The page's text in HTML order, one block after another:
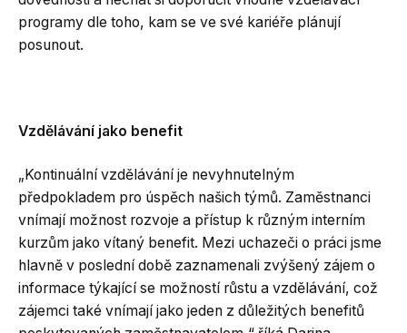
programy dle toho, kam se ve své kariéře plánují
posunout.
Vzdělávání jako benefit
„Kontinuální vzdělávání je nevyhnutelným
předpokladem pro úspěch našich týmů. Zaměstnanci
vnímají možnost rozvoje a přístup k různým interním
kurzům jako vítaný benefit. Mezi uchazeči o práci jsme
hlavně v poslední době zaznamenali zvýšený zájem o
informace týkající se možností růstu a vzdělávání, což
zájemci také vnímají jako jeden z důležitých benefitů